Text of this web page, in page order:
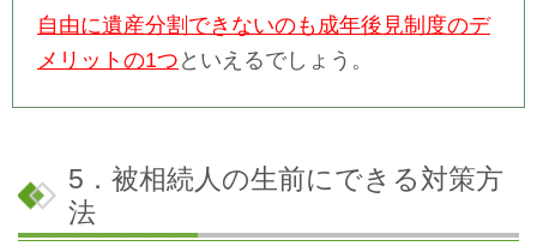
自由に遺産分割できないのも成年後見制度のデ
メリットの1つといえるでしょう。
5．被相続人の生前にできる対策方
法